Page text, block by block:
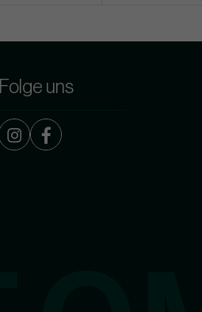
Folge uns